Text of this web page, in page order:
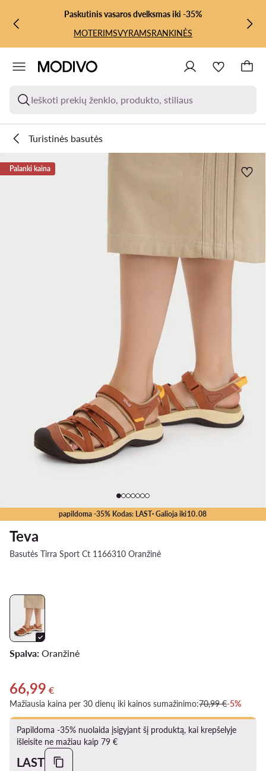
PEREITI PRIE PAGRINDINIO TURINIO
PEREITI Į PAIEŠKĄPaskutinis vasaros dvelksmas iki -35%
MOTERIMSVYRAMSRANKINĖS
Ieškoti prekių ženklo, produkto, stiliaus
Turistinės basutės
papildoma -35% Kodas: LAST· Galioja iki10.08
Palanki kaina
Teva
Basutės Tirra Sport Ct 1166310 Oranžinė
Spalva: Oranžinė
Dabartinė kaina 66,99 €
66,99 €
Mažiausia kaina per 30 dienų iki kainos sumažinimo:70,99 €-5%
Papildoma -35% nuolaida įsigyjant šį produktą, kai krepšelyje
išleisite ne mažiau kaip 79 €
LAST